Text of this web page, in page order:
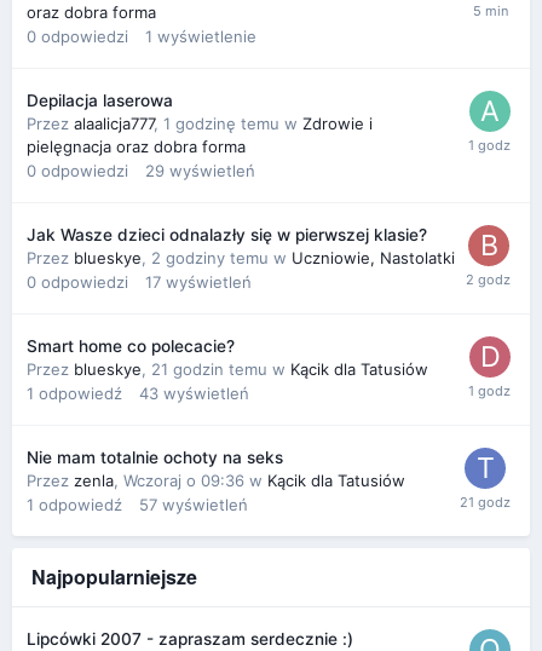
oraz dobra forma
0 odpowiedzi 1 wyświetlenie
Depilacja laserowa
Przez alaalicja777, 1 godzinę temu w Zdrowie i
pielęgnacja oraz dobra forma
0 odpowiedzi 29 wyświetleń
Jak Wasze dzieci odnalazły się w pierwszej klasie?
Przez blueskye, 2 godziny temu w Uczniowie, Nastolatki
0 odpowiedzi 17 wyświetleń
Smart home co polecacie?
Przez blueskye, 21 godzin temu w Kącik dla Tatusiów
1 odpowiedź 43 wyświetleń
Nie mam totalnie ochoty na seks
Przez zenla, Wczoraj o 09:36 w Kącik dla Tatusiów
1 odpowiedź 57 wyświetleń
Najpopularniejsze
Lipcówki 2007 - zapraszam serdecznie :)